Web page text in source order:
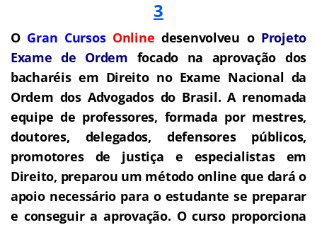
O Gran Cursos Online desenvolveu o Projeto
Exame de Ordem focado na aprovação dos
bacharéis em Direito no Exame Nacional da
Ordem dos Advogados do Brasil. A renomada
equipe de professores, formada por mestres,
doutores, delegados, defensores públicos,
promotores de justiça e especialistas em
Direito, preparou um método online que dará o
apoio necessário para o estudante se preparar
e conseguir a aprovação. O curso proporciona